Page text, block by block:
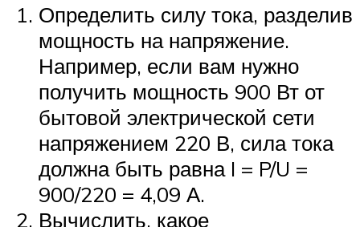
Определить силу тока, разделив
мощность на напряжение.
Например, если вам нужно
получить мощность 900 Вт от
бытовой электрической сети
напряжением 220 В, сила тока
должна быть равна I = P/U =
900/220 = 4,09 А.
Вычислить, какое